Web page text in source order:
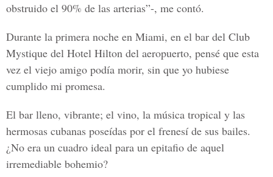
obstruido el 90% de las arterias”-, me contó.
Durante la primera noche en Miami, en el bar del Club
Mystique del Hotel Hilton del aeropuerto, pensé que esta
vez el viejo amigo podía morir, sin que yo hubiese
cumplido mi promesa.
El bar lleno, vibrante; el vino, la música tropical y las
hermosas cubanas poseídas por el frenesí de sus bailes.
¿No era un cuadro ideal para un epitafio de aquel
irremediable bohemio?